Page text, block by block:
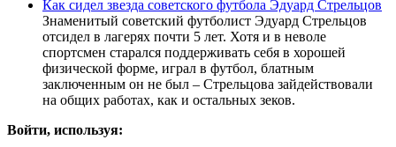
Как сидел звезда советского футбола Эдуард Стрельцов
Знаменитый советский футболист Эдуард Стрельцов
отсидел в лагерях почти 5 лет. Хотя и в неволе
спортсмен старался поддерживать себя в хорошей
физической форме, играл в футбол, блатным
заключенным он не был – Стрельцова зайдействовали
на общих работах, как и остальных зеков.
Войти, используя: